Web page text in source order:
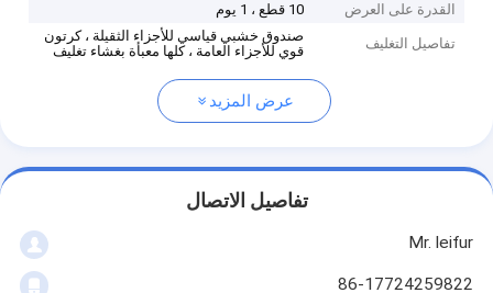
القدرة على العرض
10 قطع ، 1 يوم
تفاصيل التغليف
صندوق خشبي قياسي للأجزاء الثقيلة ، كرتون
قوي للأجزاء العامة ، كلها معبأة بغشاء تغليف
عرض المزيد
تفاصيل الاتصال
Mr. leifur
86-17724259822